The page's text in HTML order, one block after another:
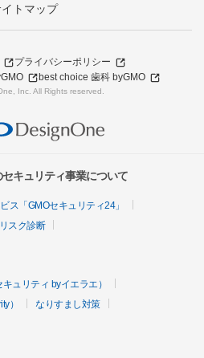
トマップ
プライバシーポリシー
best choice 歯科 byGMO
Inc. All Rights reserved.
キュリティ事業について
ス「GMOセキュリティ24」
スク診断
ュリティ byイエラエ）
）
なりすまし対策